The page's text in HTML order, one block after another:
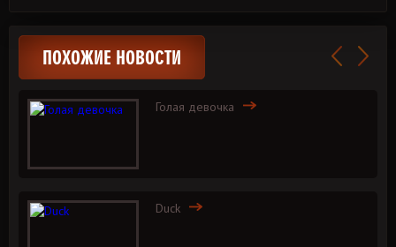
ПОХОЖИЕ НОВОСТИ
Голая девочка
Duck